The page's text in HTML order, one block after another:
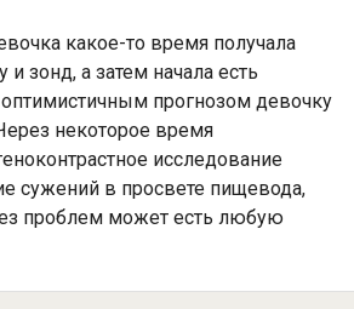
какое-то время получала
и зонд, а затем начала есть
оптимистичным прогнозом девочку
некоторое время
исследование
сужений в просвете пищевода,
проблем может есть любую